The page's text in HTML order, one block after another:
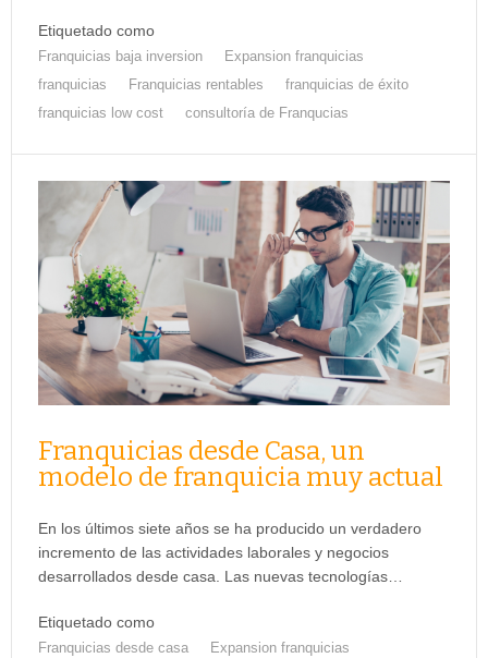
Etiquetado como
Franquicias baja inversion
Expansion franquicias
franquicias
Franquicias rentables
franquicias de éxito
franquicias low cost
consultoría de Franqucias
Franquicias desde Casa, un
modelo de franquicia muy actual
En los últimos siete años se ha producido un verdadero
incremento de las actividades laborales y negocios
desarrollados desde casa. Las nuevas tecnologías…
Etiquetado como
Franquicias desde casa
Expansion franquicias